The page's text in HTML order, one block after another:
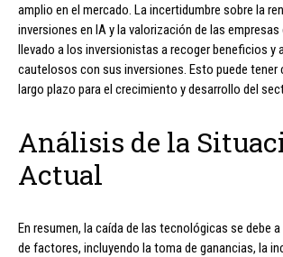
amplio en el mercado. La incertidumbre sobre la
inversiones en IA y la valorización de las
llevado a los inversionistas a recoger beneficios y
cautelosos con sus inversiones. Esto puede tener
largo plazo para el crecimiento y desarrollo del
Análisis de la
Actual
En resumen, la caída de las tecnológicas se debe
de factores, incluyendo la toma de ganancias, la